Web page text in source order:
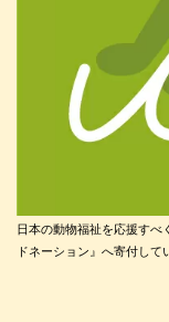
日本の動物福祉を応援すべ
ドネーション』へ寄付して